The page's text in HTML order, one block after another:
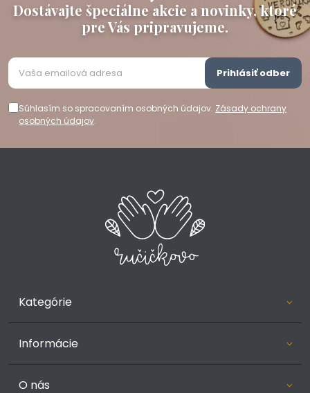
Dostávajte špeciálne akcie a novinky, ktoré
pre Vás pripravujeme.
Súhlasím so spracovaním osobných údajov. Zásady ochrany
osobných údajov.
Prihlásiť odber
Kategórie
Informácie
O nás